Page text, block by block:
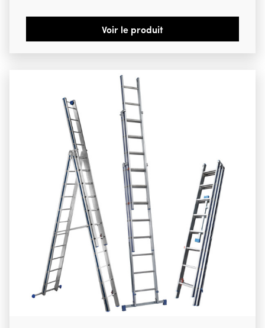
ACF3*500 S Hauteur déployée 12,50 m
1.863,00 € htva ACF3*550 S Hauteur déployée
14,00 m 1.926,00 € htva ACF3*600 S Hauteur
Voir le produit